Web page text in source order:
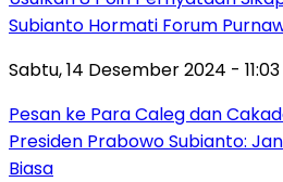
Subianto Hormati Forum
Sabtu, 14 Desember 2024 - 11:03
Pesan ke Para Caleg dan
Presiden Prabowo Subianto:
Biasa